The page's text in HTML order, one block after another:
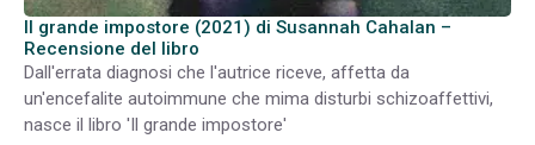
Il grande impostore (2021) di Susannah Cahalan –
Recensione del libro
Dall'errata diagnosi che l'autrice riceve, affetta da
un'encefalite autoimmune che mima disturbi schizoaffettivi,
nasce il libro 'Il grande impostore'